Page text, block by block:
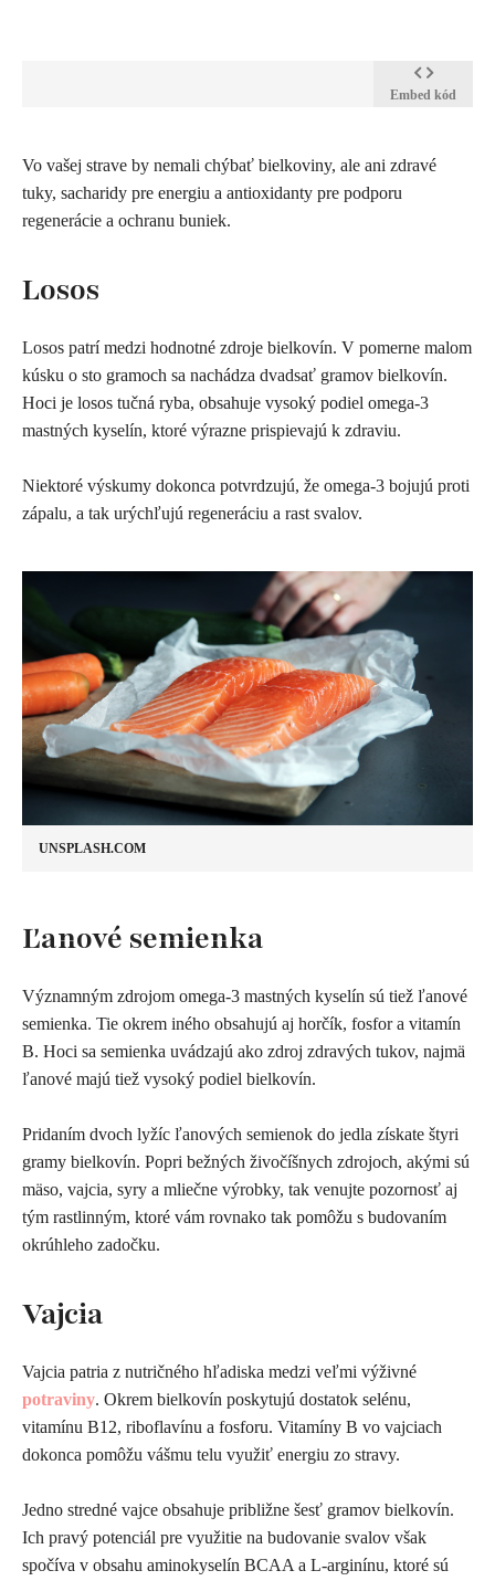
Embed kód
Vo vašej strave by nemali chýbať bielkoviny, ale ani zdravé
tuky, sacharidy pre energiu a antioxidanty pre podporu
regenerácie a ochranu buniek.
Losos
Losos patrí medzi hodnotné zdroje bielkovín. V pomerne malom
kúsku o sto gramoch sa nachádza dvadsať gramov bielkovín.
Hoci je losos tučná ryba, obsahuje vysoký podiel omega-3
mastných kyselín, ktoré výrazne prispievajú k zdraviu.
Niektoré výskumy dokonca potvrdzujú, že omega-3 bojujú proti
zápalu, a tak urýchľujú regeneráciu a rast svalov.
UNSPLASH.COM
​Ľanové semienka
Významným zdrojom omega-3 mastných kyselín sú tiež ľanové
semienka. Tie okrem iného obsahujú aj horčík, fosfor a vitamín
B. Hoci sa semienka uvádzajú ako zdroj zdravých tukov, najmä
ľanové majú tiež vysoký podiel bielkovín.
Pridaním dvoch lyžíc ľanových semienok do jedla získate štyri
gramy bielkovín. Popri bežných živočíšnych zdrojoch, akými sú
mäso, vajcia, syry a mliečne výrobky, tak venujte pozornosť aj
tým rastlinným, ktoré vám rovnako tak pomôžu s budovaním
okrúhleho zadočku.
Vajcia
Vajcia patria z nutričného hľadiska medzi veľmi výživné
potraviny. Okrem bielkovín poskytujú dostatok selénu,
vitamínu B12, riboflavínu a fosforu. Vitamíny B vo vajciach
dokonca pomôžu vášmu telu využiť energiu zo stravy.
Jedno stredné vajce obsahuje približne šesť gramov bielkovín.
Ich pravý potenciál pre využitie na budovanie svalov však
spočíva v obsahu aminokyselín BCAA a L-arginínu, ktoré sú